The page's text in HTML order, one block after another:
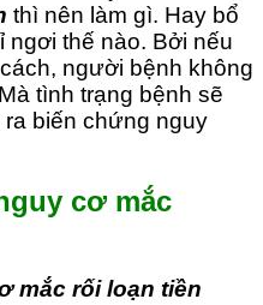
thì nên làm gì. Hay bổ
ngơi thế nào. Bởi nếu
người bệnh không
tình trạng bệnh sẽ
biến chứng nguy
cơ mắc
mắc rối loạn tiền